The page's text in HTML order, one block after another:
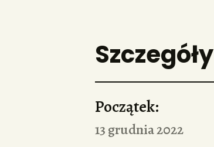
Szczegóły
Początek:
13 grudnia 2022